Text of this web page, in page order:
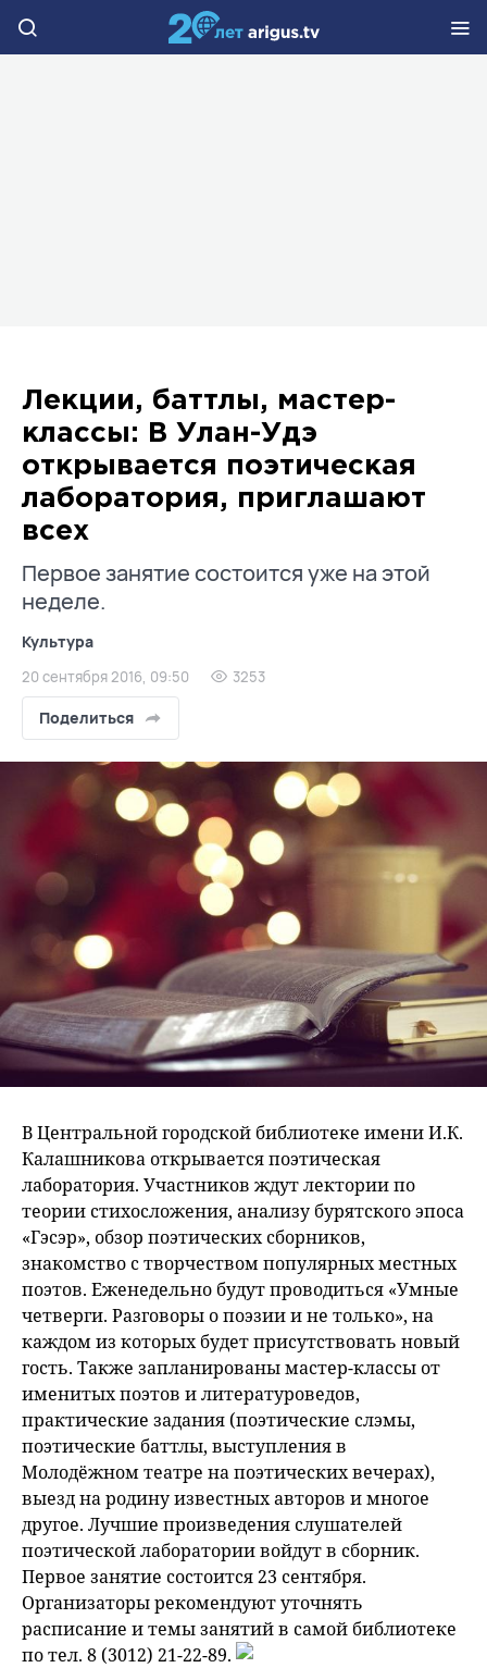
Лекции, баттлы, мастер-
классы: В Улан-Удэ
открывается поэтическая
лаборатория, приглашают
всех
Первое занятие состоится уже на этой
неделе.
Культура
20 сентября 2016, 09:50 3253
Поделиться
В Центральной городской библиотеке имени И.К.
Калашникова открывается поэтическая
лаборатория. Участников ждут лектории по
теории стихосложения, анализу бурятского эпоса
«Гэсэр», обзор поэтических сборников,
знакомство с творчеством популярных местных
поэтов. Еженедельно будут проводиться «Умные
четверги. Разговоры о поэзии и не только», на
каждом из которых будет присутствовать новый
гость. Также запланированы мастер-классы от
именитых поэтов и литературоведов,
практические задания (поэтические слэмы,
поэтические баттлы, выступления в
Молодёжном театре на поэтических вечерах),
выезд на родину известных авторов и многое
другое. Лучшие произведения слушателей
поэтической лаборатории войдут в сборник.
Первое занятие состоится 23 сентября.
Организаторы рекомендуют уточнять
расписание и темы занятий в самой библиотеке
по тел. 8 (3012) 21-22-89.